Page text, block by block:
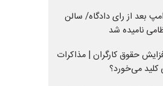
بعد از رای دادگاه/ سالن
نامیده شد
حقوق کارگران | مذاکرات
کلید می‌خورد؟